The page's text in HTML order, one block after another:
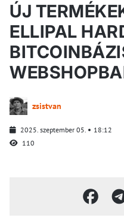
ÚJ
ELLIPAL
zsistvan
2025. szeptember 05.
18:12
110